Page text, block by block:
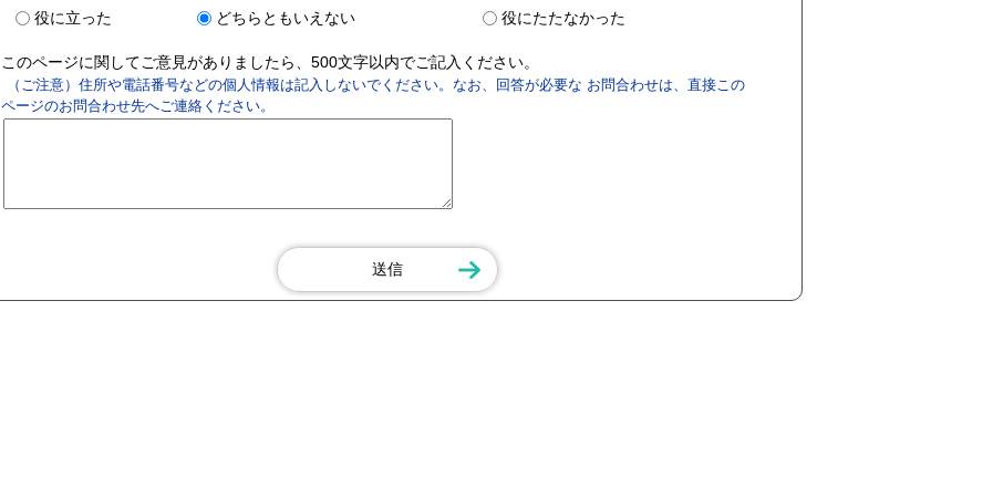
役に立った
どちらともいえない 役にたたなかった
このページに関してご意見がありましたら、500文字以内でご記入ください。
（ご注意）住所や電話番号などの個人情報は記入しないでください。なお、回答が必要な お問合わせは、直接この
ページのお問合わせ先へご連絡ください。